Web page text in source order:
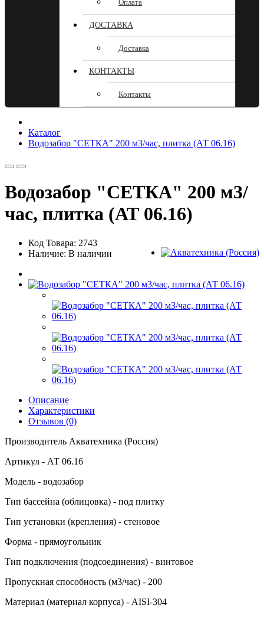
Оплата
ДОСТАВКА
Доставка
КОНТАКТЫ
Контакты
Каталог
Водозабор "СЕТКА" 200 м3/час, плитка (АТ 06.16)
Водозабор "СЕТКА" 200 м3/
час, плитка (АТ 06.16)
Код Товара: 2743
Наличие: В наличии
Описание
Характеристики
Отзывов (0)
Производитель Акватехника (Россия)
Артикул - АТ 06.16
Модель - водозабор
Тип бассейна (облицовка) - под плитку
Тип установки (крепления) - стеновое
Форма - прямоугольник
Тип подключения (подсоединения) - винтовое
Пропускная способность (м3/час) - 200
Материал (материал корпуса) - AISI-304